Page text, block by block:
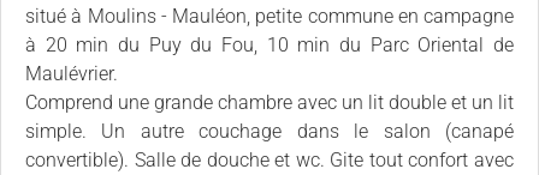
situé à Moulins - Mauléon, petite commune en campagne
à 20 min du Puy du Fou, 10 min du Parc Oriental de
Maulévrier.
Comprend une grande chambre avec un lit double et un lit
simple. Un autre couchage dans le salon (canapé
convertible). Salle de douche et wc. Gite tout confort avec